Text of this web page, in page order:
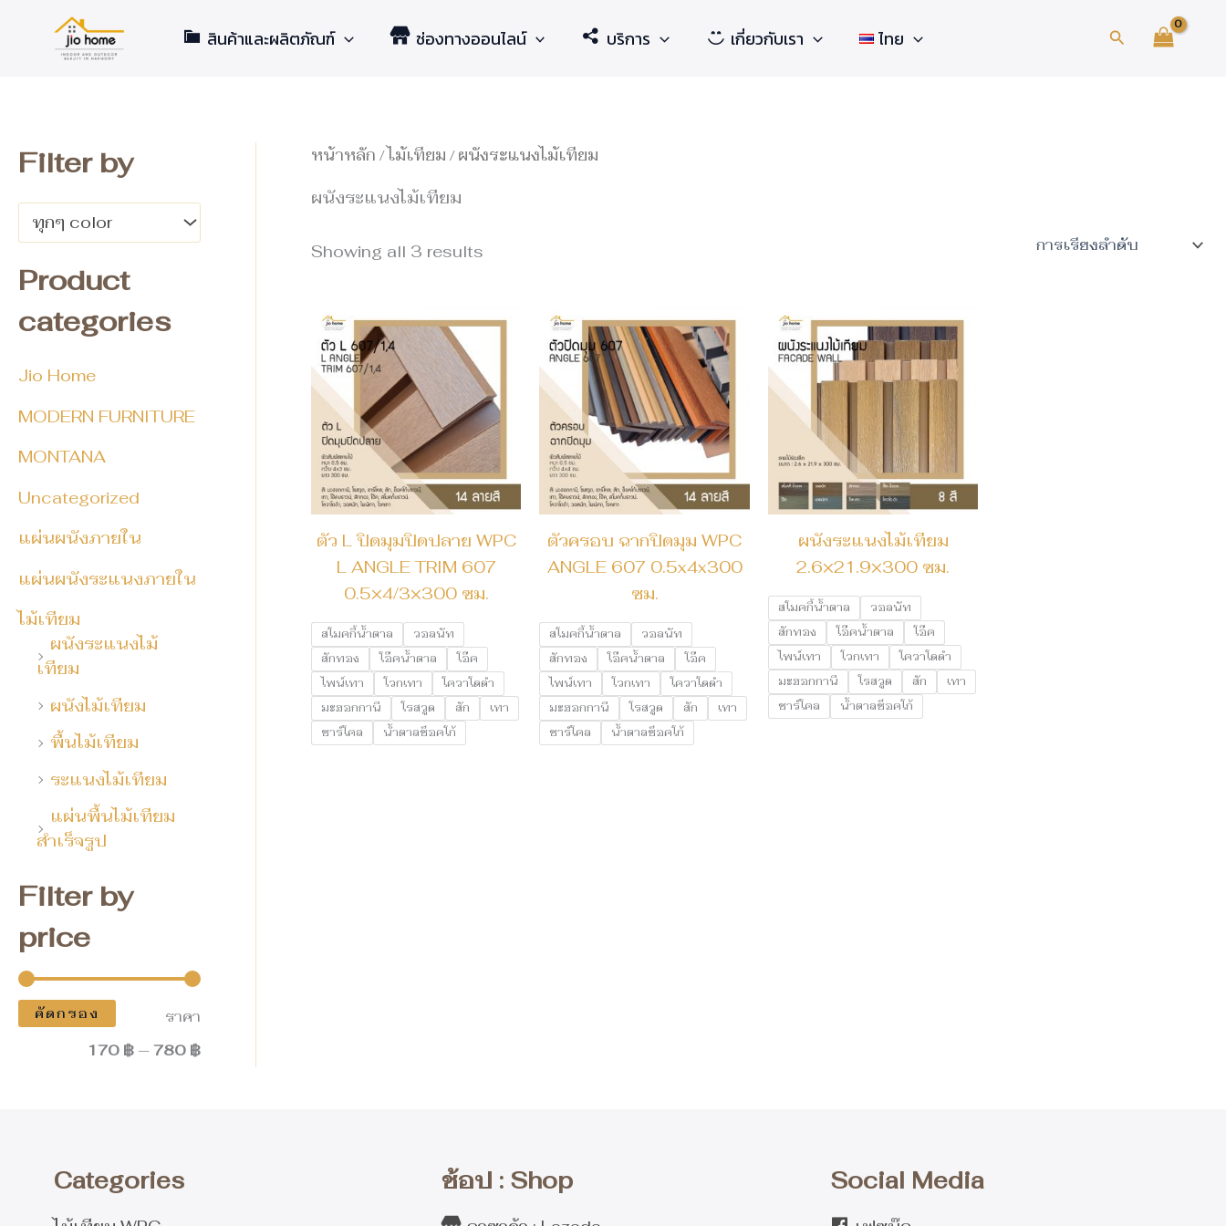
สินค้าและผลิตภัณฑ์ ช่องทางออนไลน์ บริการ เกี่ยวกับเรา ไทย Search
Filter by
ทุกๆ color
Product
categories
Jio Home
MODERN FURNITURE
MONTANA
Uncategorized
แผ่นผนังภายใน
แผ่นผนังระแนงภายใน
ไม้เทียม
ผนังระแนงไม้
เทียม
ผนังไม้เทียม
พื้นไม้เทียม
ระแนงไม้เทียม
แผ่นพื้นไม้เทียม
สำเร็จรูป
Filter by
price
ค
ค
คัดกรอง
ราคา
170 ฿— 780 ฿
หน้าหลัก /ไม้เทียม / ผนังระแนงไม้เทียม
ผนังระแนงไม้เทียม
Showing all 3 results
ตัว L ปิดมุมปิดปลาย WPC
L ANGLE TRIM 607
0.5×4/3×300 ซม.
สโมคกี้น้ำตาล
วอลนัท
สักทอง
โอ๊คน้ำตาล
โอ๊ค
ไพน์เทา
โวกเทา
โควาโดดำ
มะฮอกกานี
โรสวูด สัก
เทา
ชาร์โคล
น้ำตาลช็อคโก้
ตัวครอบ ฉากปิดมุม WPC
ANGLE 607 0.5x4x300
ซม.
สโมคกี้น้ำตาล
วอลนัท
สักทอง
โอ๊คน้ำตาล
โอ๊ค
ไพน์เทา
โวกเทา
โควาโดดำ
มะฮอกกานี
โรสวูด สัก
เทา
ชาร์โคล
น้ำตาลช็อคโก้
ผนังระแนงไม้เทียม
2.6×21.9×300 ซม.
สโมคกี้น้ำตาล
วอลนัท
สักทอง
โอ๊คน้ำตาล
โอ๊ค
ไพน์เทา
โวกเทา
โควาโดดำ
มะฮอกกานี
โรสวูด สัก
เทา
ชาร์โคล
น้ำตาลช็อคโก้
Categories ช้อป : Shop Social Media